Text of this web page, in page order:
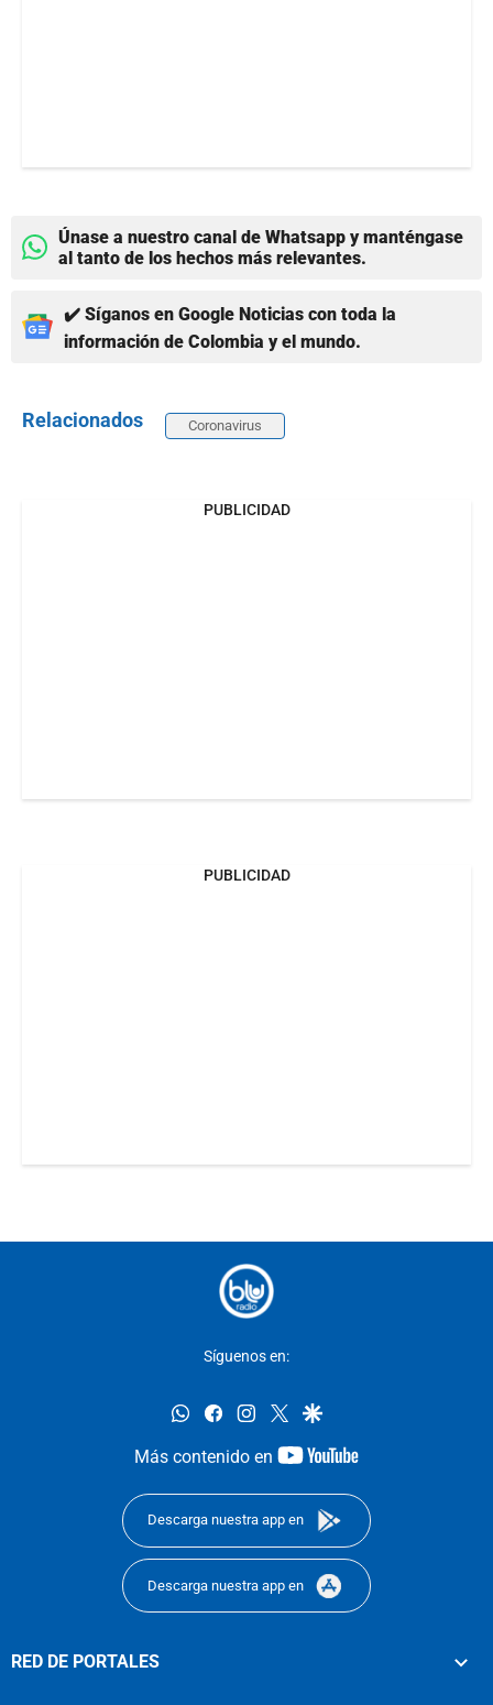
Únase a nuestro canal de Whatsapp y manténgase
al tanto de los hechos más relevantes.
✔️ Síganos en Google Noticias con toda la
información de Colombia y el mundo.
Relacionados Coronavirus
PUBLICIDAD
PUBLICIDAD
Síguenos en:
whatsappfacebookinstagram
twittergoogle
Más contenido en
youtube-
Descarga nuestra app en
Descarga nuestra app en
RED DE PORTALES